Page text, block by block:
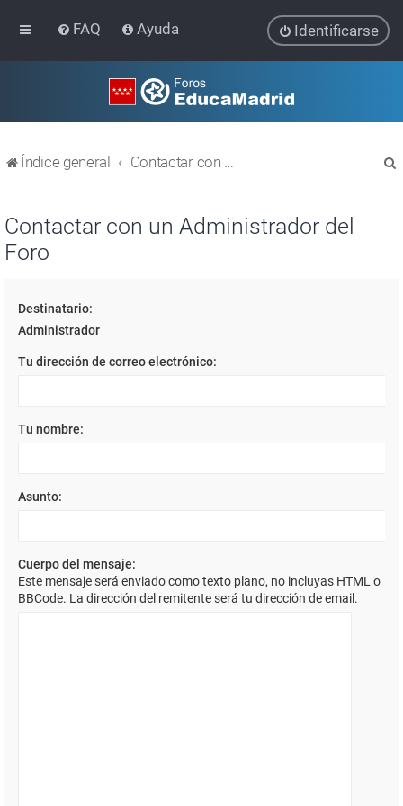
FAQ Ayuda Identificarse
Índice general Contactar con un Administrador del Foro
Contactar con un Administrador del
Foro
Destinatario:
Administrador
Tu dirección de correo electrónico:
Tu nombre:
Asunto:
Cuerpo del mensaje:
Este mensaje será enviado como texto plano, no incluyas HTML o
BBCode. La dirección del remitente será tu dirección de email.